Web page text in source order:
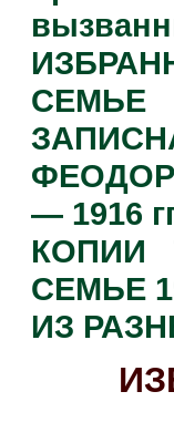
СЕМЬЕ
— 1916
КОПИИ
СЕМЬЕ
ИЗ